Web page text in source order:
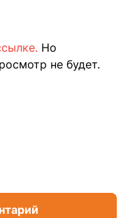
Но
не будет.